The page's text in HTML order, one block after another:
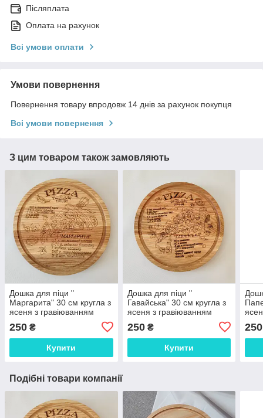
Післяплата
Оплата на рахунок
Всі умови оплати
Умови повернення
Повернення товару впродовж 14 днів за рахунок покупця
Всі умови повернення
З цим товаром також замовляють
Дошка для піци "
Маргарита" 30 см кругла з
ясеня з гравіюванням
250 ₴
Купити
Дошка для піци "
Гавайська" 30 см кругла з
ясеня з гравіюванням
250₴
Купити
250
Подібні товари компанії